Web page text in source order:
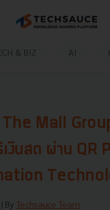
& BIZ AI
Mall
เงินสด ผ่าน QR
| By Techsauce Team